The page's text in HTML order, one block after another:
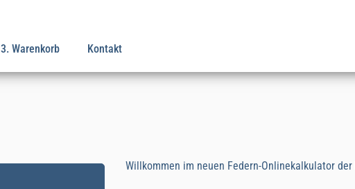
3. Warenkorb Kontakt
Willkommen im neuen Federn-Onlinekalkulator der